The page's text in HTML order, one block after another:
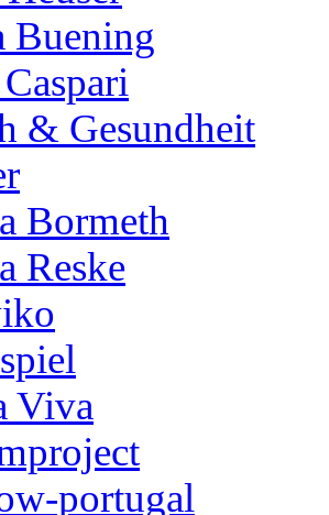
Buening
& Gesundheit
Bormeth
Reske
Viva
portugal